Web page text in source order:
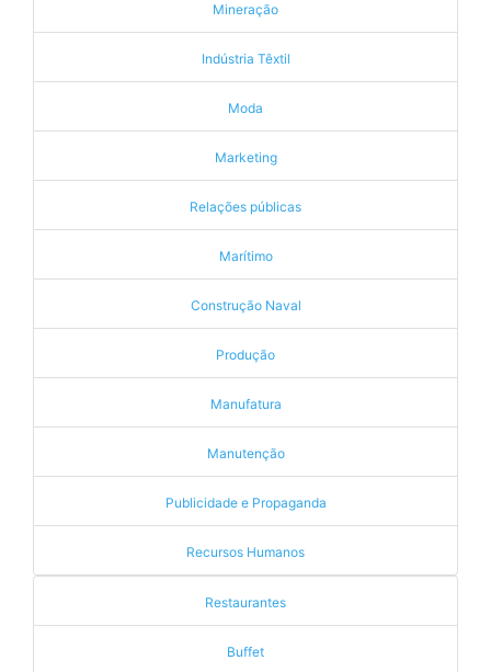
Mineração
Indústria Têxtil
Moda
Marketing
Relações públicas
Marítimo
Construção Naval
Produção
Manufatura
Manutenção
Publicidade e Propaganda
Recursos Humanos
Restaurantes
Buffet